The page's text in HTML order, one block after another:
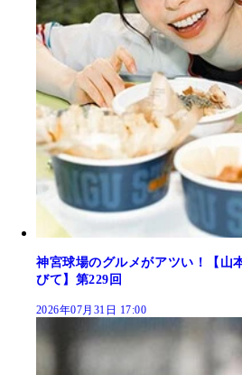
神宮球場のグルメがアツい！【山
びて】第229回
2026年07月31日 17:00